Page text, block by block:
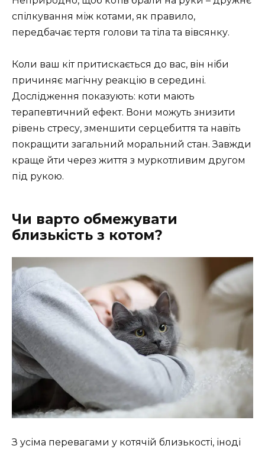
спілкування між котами, як правило,
передбачає тертя голови та тіла та вівсянку.
Коли ваш кіт притискається до вас, він ніби
причиняє магічну реакцію в середині.
Дослідження показують: коти мають
терапевтичний ефект. Вони можуть знизити
рівень стресу, зменшити серцебиття та навіть
покращити загальний моральний стан. Завжди
краще йти через життя з муркотливим другом
під рукою.
Чи варто обмежувати
близькість з котом?
З усіма перевагами у котячій близькості, іноді